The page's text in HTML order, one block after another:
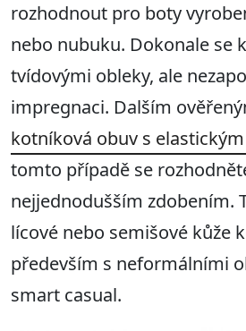
rozhodnout pro boty
nebo nubuku. Dokonale se
tvídovými obleky, ale
impregnaci. Dalším
kotníková obuv s
tomto případě se
nejjednodušším zdobením.
lícové nebo semišové kůže
především s neformálními
smart casual.